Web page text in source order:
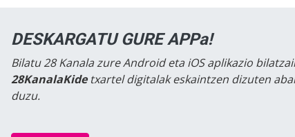
DESKARGATU GURE APPa!
Bilatu 28 Kanala zure Android eta iOS aplikazio
28KanalaKidetxartel digitalak eskaintzen dizuten
duzu.